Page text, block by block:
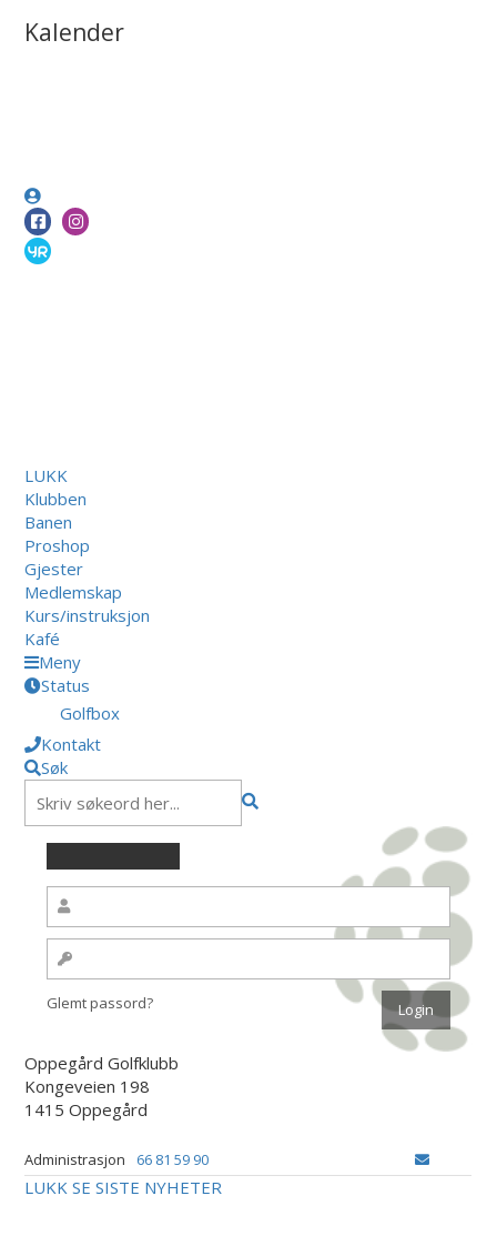
Kalender
LUKK
Klubben
Banen
Proshop
Gjester
Medlemskap
Kurs/instruksjon
Kafé
Meny
Status
Golfbox
Kontakt
Søk
Glemt passord?
Oppegård Golfklubb
Kongeveien 198
1415 Oppegård
Administrasjon 66 81 59 90
LUKK SE SISTE NYHETER